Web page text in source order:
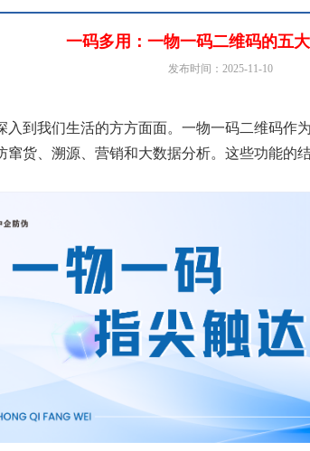
一码多用：一物一码二维码的五
发布时间：2025-11-10
入到我们生活的方方面面。一物一码二维码作
窜货、溯源、营销和大数据分析。这些功能的